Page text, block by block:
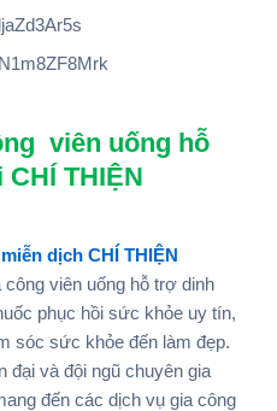
viên uống hỗ
THIỆN
dịch CHÍ THIỆN
công viên uống hỗ trợ dinh
phục hồi sức khỏe uy tín,
sóc sức khỏe đến làm đẹp.
đại và đội ngũ chuyên gia
đến các dịch vụ gia công